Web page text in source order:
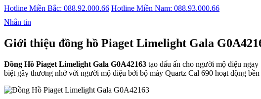
Hotline Miền Bắc: 088.92.000.66 Hotline Miền Nam: 088.93.000.66
Nhắn tin
Giới thiệu đồng hồ Piaget Limelight Gala
Đồng Hồ Piaget Limelight Gala G0A42163 tạo dấu ấn cho người mộ điệu
biệt gây thương nhớ với người mộ điệu bởi bộ máy Quartz Cal 690 hoạt động